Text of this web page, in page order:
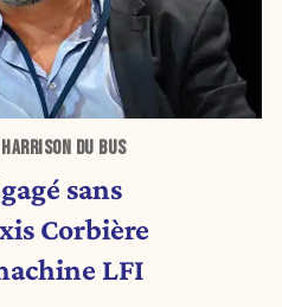
DU BUS
sans
Corbière
LFI